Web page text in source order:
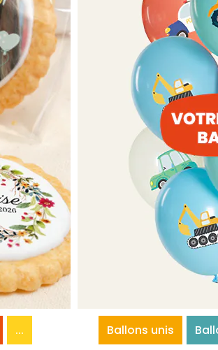
... Ballons unis